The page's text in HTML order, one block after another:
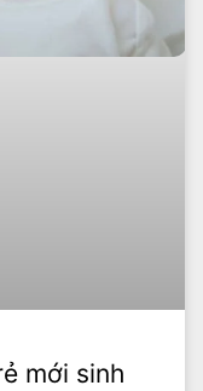
mới sinh